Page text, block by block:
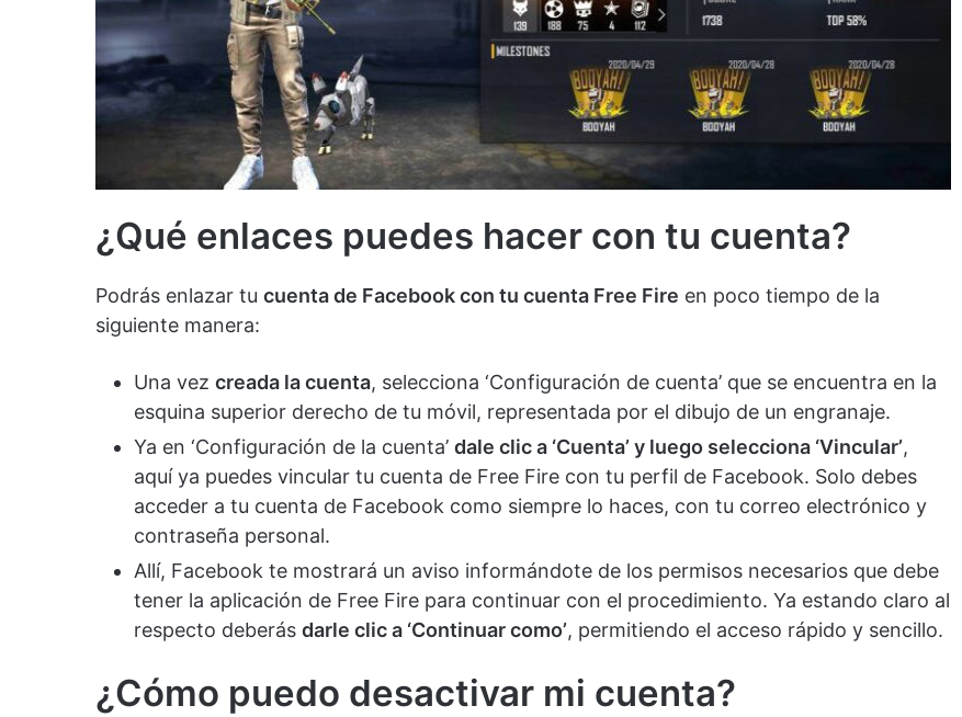
¿Qué enlaces puedes hacer con tu cuenta?
Podrás enlazar tu cuenta de Facebook con tu cuenta Free Fire en poco tiempo de la
siguiente manera:
Una vez creada la cuenta, selecciona ‘Configuración de cuenta’ que se encuentra en la
esquina superior derecho de tu móvil, representada por el dibujo de un engranaje.
Ya en ‘Configuración de la cuenta’ dale clic a ‘Cuenta’ y luego selecciona ‘Vincular’,
aquí ya puedes vincular tu cuenta de Free Fire con tu perfil de Facebook. Solo debes
acceder a tu cuenta de Facebook como siempre lo haces, con tu correo electrónico y
contraseña personal.
Allí, Facebook te mostrará un aviso informándote de los permisos necesarios que debe
tener la aplicación de Free Fire para continuar con el procedimiento. Ya estando claro al
respecto deberás darle clic a ‘Continuar como’, permitiendo el acceso rápido y sencillo.
¿Cómo puedo desactivar mi cuenta?